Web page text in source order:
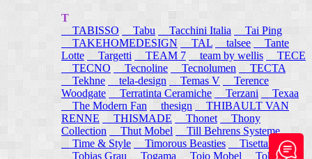
T
TABISSO
Tabu Tacchini Italia
Tai Ping
TAKEHOMEDESIGN
TAL talsee
Tante
Lotte
Targetti TEAM 7 team by wellis
TECE
TECNO
Tecnoline Tecnolumen
TECTA
Tekhne
tela-design Temas V
Terence
Woodgate
Terratinta Ceramiche Terzani
Texaa
The Modern Fan
thesign
THIBAULT VAN
RENNE
THISMADE Thonet
Thony
Collection
Thut Mobel
Till Behrens Systeme
Time & Style
Timorous Beasties
Tisettanta
Tobias Grau
Togama Tojo Mobel
Token